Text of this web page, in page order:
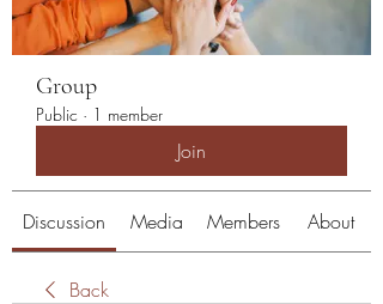
Group
Public · 1 member
Join
Discussion Media Members About
Back